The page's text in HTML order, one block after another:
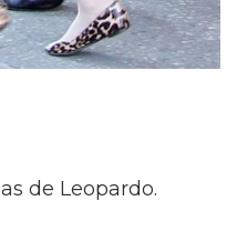
de Leopardo.